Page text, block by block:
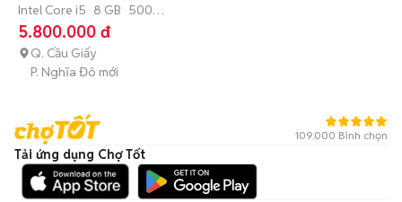
Hoạ /Chơi Game
Intel Core i5 8 GB 500
GB SSD
5.800.000 đ
Q. Cầu Giấy
P. Nghĩa Đô mới
109.000 Bình chọn
Tải ứng dụng Chợ Tốt